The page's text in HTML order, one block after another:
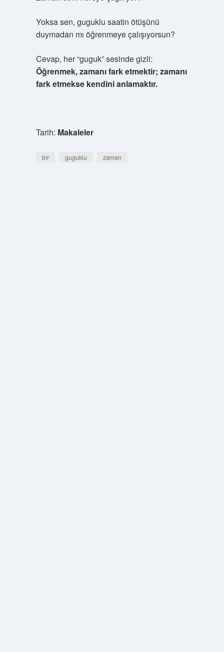
Yoksa sen, guguklu saatin ötüşünü
duymadan mı öğrenmeye çalışıyorsun?
Cevap, her “guguk” sesinde gizli:
Öğrenmek, zamanı fark etmektir; zamanı
fark etmekse kendini anlamaktır.
Tarih: Makaleler
bir guguklu zaman